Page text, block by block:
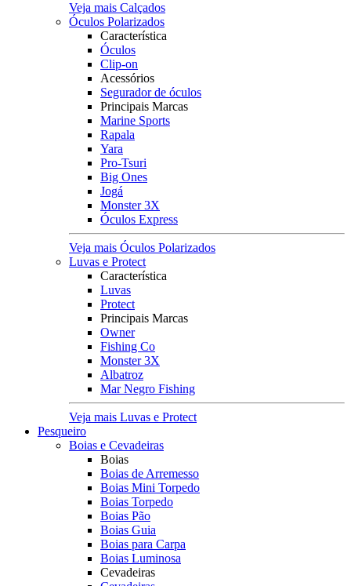
Veja mais Calçados
Óculos Polarizados
Característica
Óculos
Clip-on
Acessórios
Segurador de óculos
Principais Marcas
Marine Sports
Rapala
Yara
Pro-Tsuri
Big Ones
Jogá
Monster 3X
Óculos Express
Veja mais Óculos Polarizados
Luvas e Protect
Característica
Luvas
Protect
Principais Marcas
Owner
Fishing Co
Monster 3X
Albatroz
Mar Negro Fishing
Veja mais Luvas e Protect
Pesqueiro
Boias e Cevadeiras
Boias
Boias de Arremesso
Boias Mini Torpedo
Boias Torpedo
Boias Pão
Boias Guia
Boias para Carpa
Boias Luminosa
Cevadeiras